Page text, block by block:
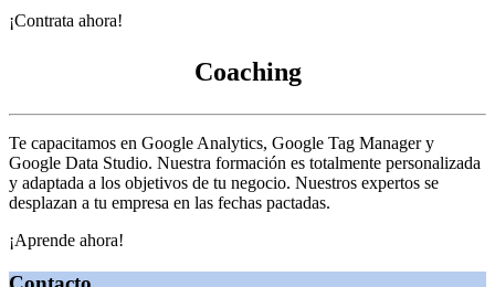
¡Contrata ahora!
Coaching
Te capacitamos en Google Analytics, Google Tag Manager y
Google Data Studio. Nuestra formación es totalmente personalizada
y adaptada a los objetivos de tu negocio. Nuestros expertos se
desplazan a tu empresa en las fechas pactadas.
¡Aprende ahora!